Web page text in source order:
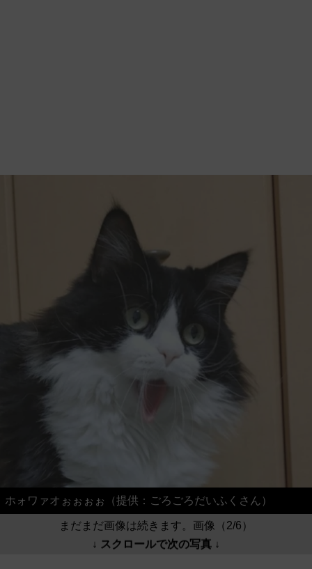
ホォワァオぉぉぉぉ（提供：ごろごろだいふくさん）
まだまだ画像は続きます。画像（2/6）
↓ スクロールで次の写真 ↓